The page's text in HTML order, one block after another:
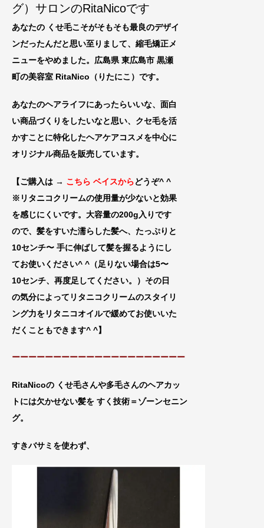
グ）サロンのRitaNicoです
あなたの くせ毛こそがそもそも最良のデザイ
ンだったんだと思い至りまして、縮毛矯正メ
ニューをやめました。広島県 東広島市 黒瀬
町の美容室 RitaNico （りたにこ）です。
あなたのヘアライフにあったらいいな、 面白
い商品づくりをしたいなと思い、クセ毛を活
かすことに特化したヘアケアコスメを中心に
オリジナル商品を販売しています。
【ご購入は → こちら ベイスからどうぞ^ ^
※リタニコクリームの使用量が少ないと効果
を感じにくいです。大容量の200g入りです
ので、髪をすいた濡らした髪へ、たっぷりと
10センチ〜 手に伸ばして髪を握るようにし
てお使いください^ ^（足りない場合は5〜
10センチ、再度足してください。）その日
の気分によってリタニコクリームのスタイリ
ング力をリタニコオイルで緩めてお使いいた
だくこともできます^ ^】
ーーーーーーーーーーーーーーーーーーーーー
RitaNicoの くせ毛さんや多毛さんのヘアカッ
トには欠かせない髪を すく技術＝ゾーンセニン
グ。
すきバサミを使わず、